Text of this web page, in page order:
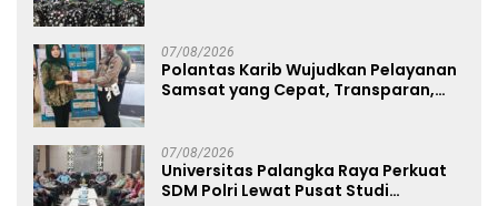
07/08/2026
Polantas Karib Wujudkan Pelayanan
Samsat yang Cepat, Transparan,
07/08/2026
Universitas Palangka Raya Perkuat
SDM Polri Lewat Pusat Studi